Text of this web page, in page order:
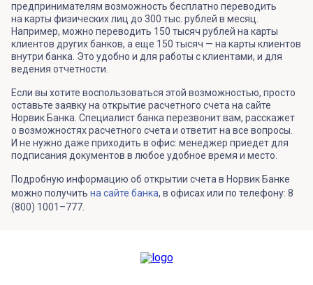
предпринимателям возможность бесплатно переводить
на карты физических лиц до 300 тыс. рублей в месяц.
Например, можно переводить 150 тысяч рублей на карты
клиентов других банков, а еще 150 тысяч — на карты клиентов
внутри банка. Это удобно и для работы с клиентами, и для
ведения отчетности.
Если вы хотите воспользоваться этой возможностью, просто
оставьте заявку на открытие расчетного счета на сайте
Норвик Банка. Специалист банка перезвонит вам, расскажет
о возможностях расчетного счета и ответит на все вопросы.
И не нужно даже приходить в офис: менеджер приедет для
подписания документов в любое удобное время и место.
Подробную информацию об открытии счета в Норвик Банке
можно получить на сайте банка, в офисах или по телефону: 8
(800) 1001–777.